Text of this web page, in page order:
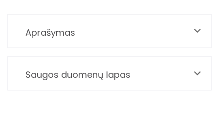
Aprašymas
Saugos duomenų lapas